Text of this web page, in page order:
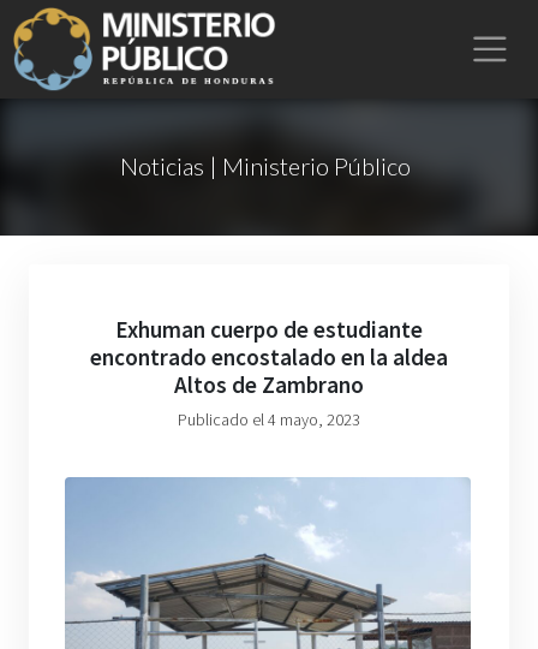
Noticias | Ministerio Público
Exhuman cuerpo de estudiante
encontrado encostalado en la aldea
Altos de Zambrano
Publicado el 4 mayo, 2023